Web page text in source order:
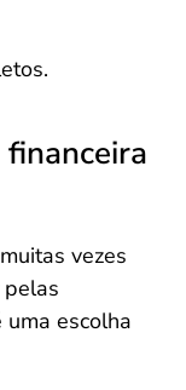
vezes
uma escolha